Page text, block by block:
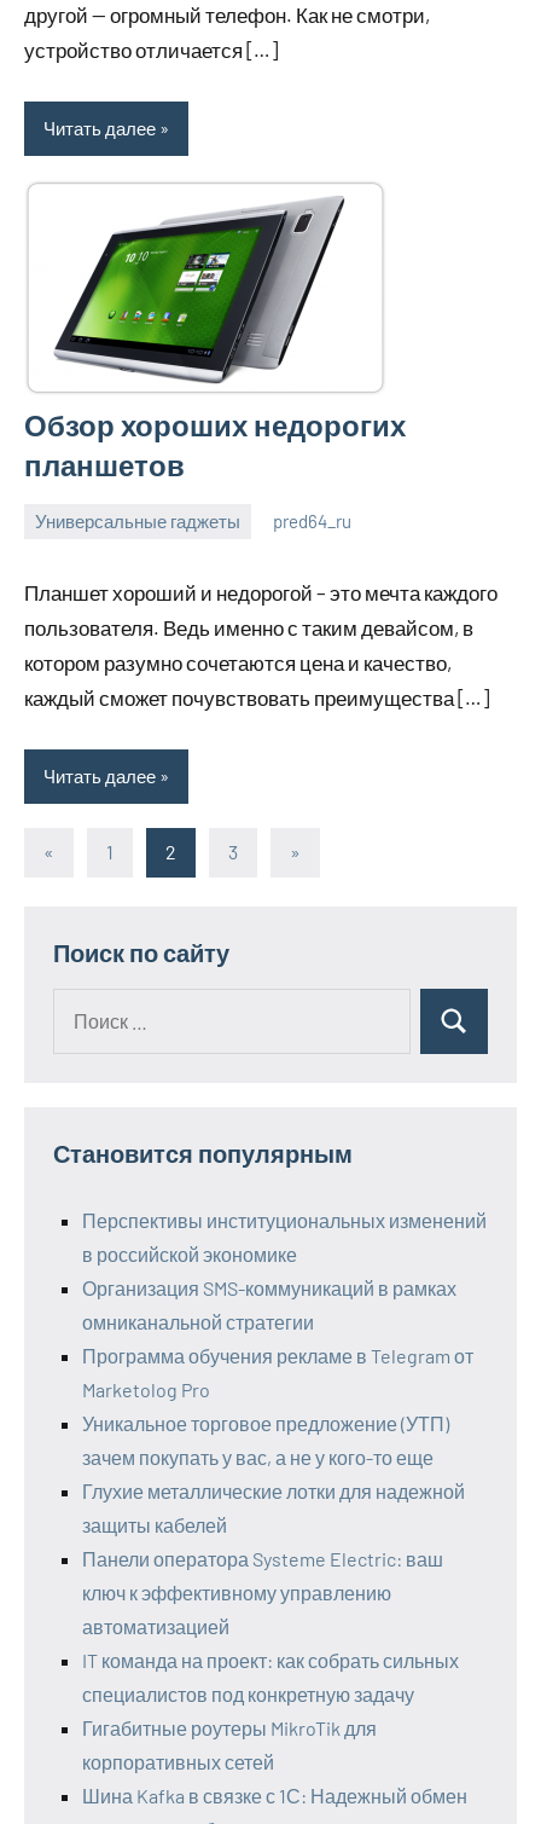
другой — огромный телефон. Как не смотри,
устройство отличается […]
Читать далее
Обзор хороших недорогих
планшетов
Универсальные гаджеты
2023
pred64_ru
Планшет хороший и недорогой – это мечта каждого
пользователя. Ведь именно с таким девайсом, в
котором разумно сочетаются цена и качество,
каждый сможет почувствовать преимущества […]
Читать далее
Пагинация
«
Предыдущие
1 2 3
Следующие
»
Поиск по сайту
Поиск
Становится популярным
Перспективы институциональных изменений
в российской экономике
Организация SMS-коммуникаций в рамках
омниканальной стратегии
Программа обучения рекламе в Telegram от
Marketolog Pro
Уникальное торговое предложение (УТП)
зачем покупать у вас, а не у кого-то еще
Глухие металлические лотки для надежной
защиты кабелей
Панели оператора Systeme Electric: ваш
ключ к эффективному управлению
автоматизацией
IT команда на проект: как собрать сильных
специалистов под конкретную задачу
Гигабитные роутеры MikroTik для
корпоративных сетей
Шина Kafka в связке с 1С: Надежный обмен